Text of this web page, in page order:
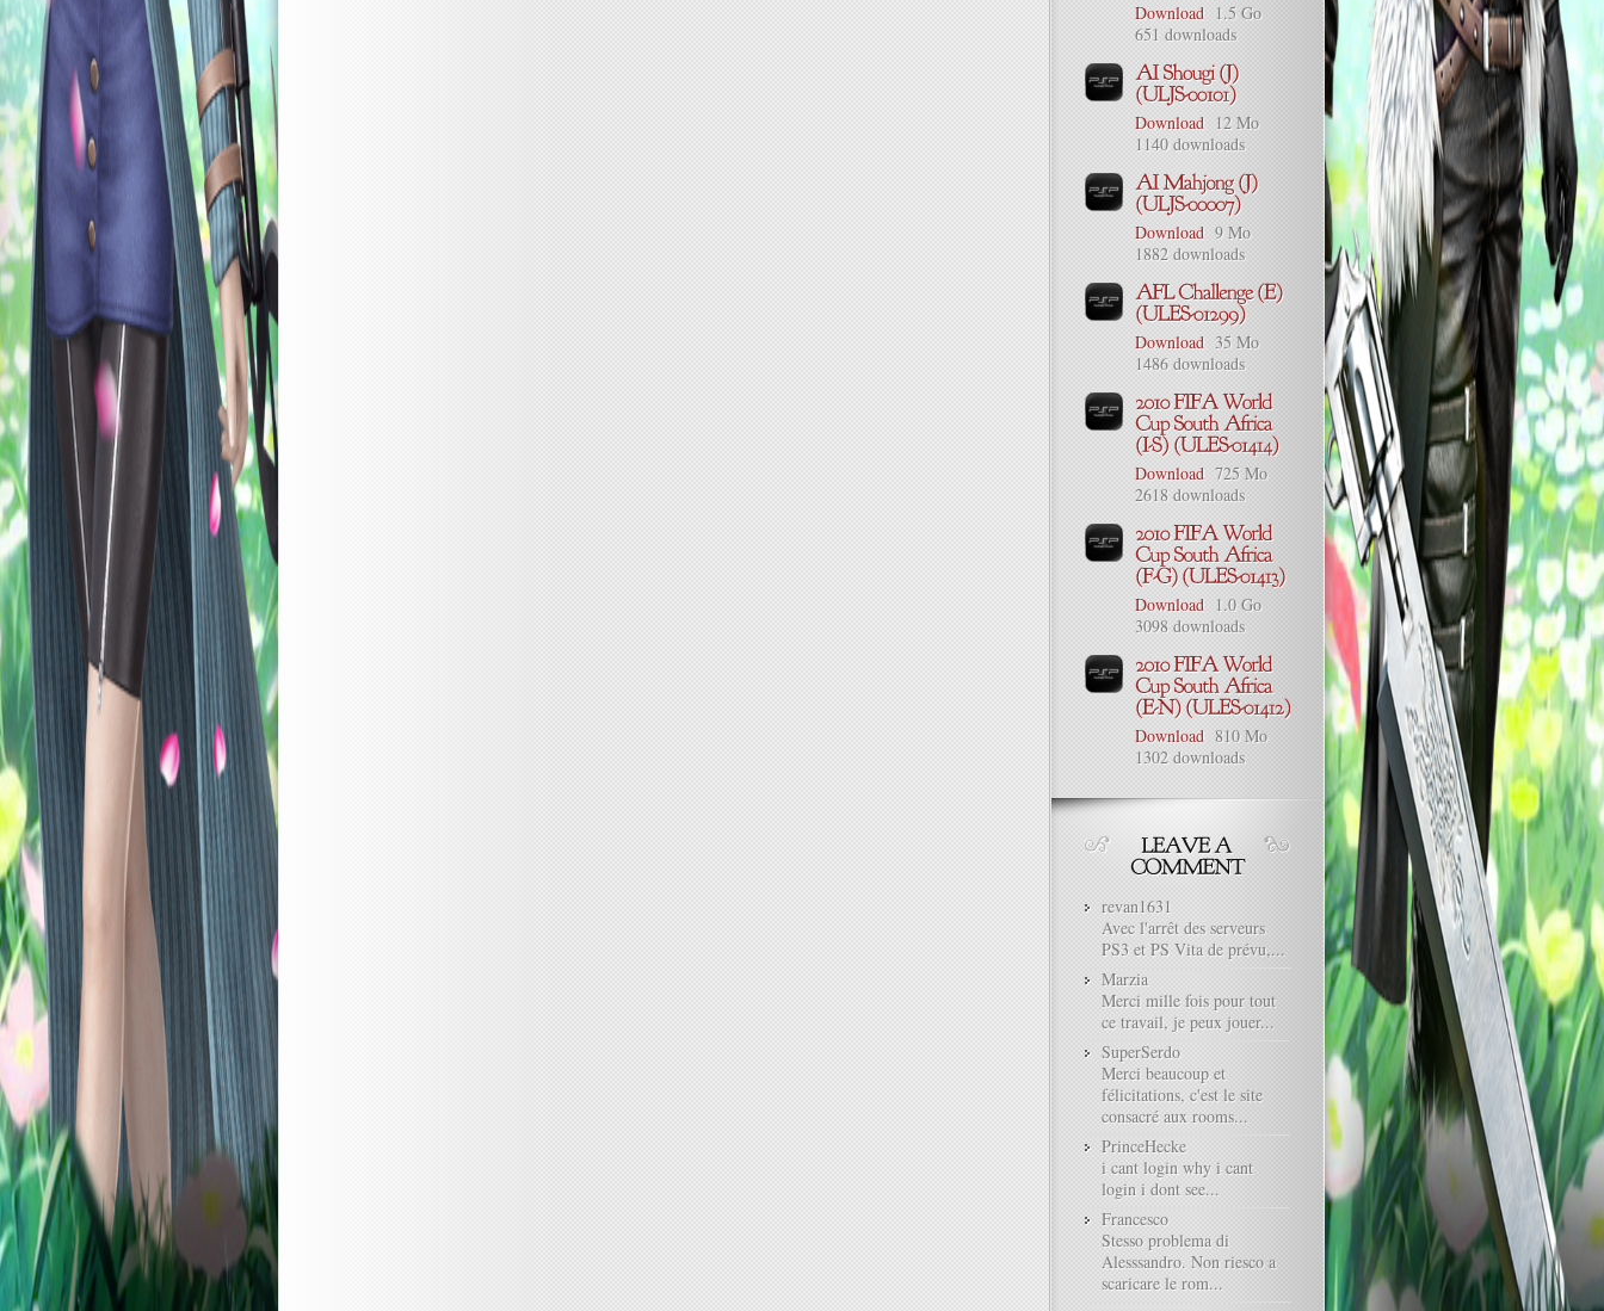
Download 1.5 Go
651 downloads
Download 12 Mo
1140 downloads
Download 9 Mo
1882 downloads
Download 35 Mo
1486 downloads
Download 725 Mo
2618 downloads
Download 1.0 Go
3098 downloads
Download 810 Mo
1302 downloads
revan1631
Avec l'arrêt des serveurs
PS3 et PS Vita de prévu,...
Marzia
Merci mille fois pour tout
ce travail, je peux jouer...
SuperSerdo
Merci beaucoup et
félicitations, c'est le site
consacré aux rooms...
PrinceHecke
i cant login why i cant
login i dont see...
Francesco
Stesso problema di
Alesssandro. Non riesco a
scaricare le rom...